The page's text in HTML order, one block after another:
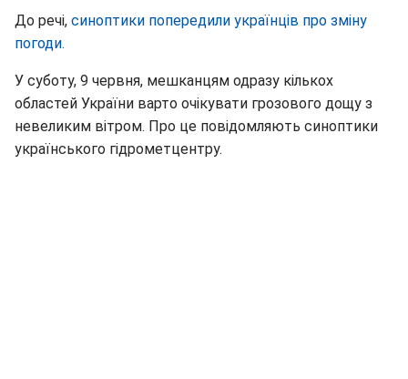
До речі, синоптики попередили українців про зміну
погоди.
У суботу, 9 червня, мешканцям одразу кількох
областей України варто очікувати грозового дощу з
невеликим вітром. Про це повідомляють синоптики
українського гідрометцентру.